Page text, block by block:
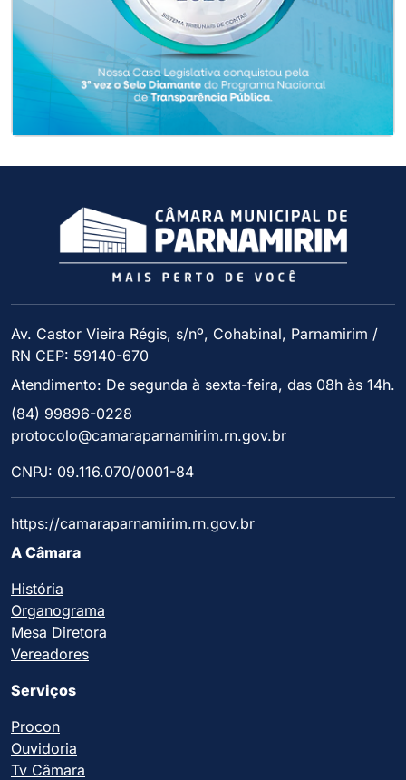
Av. Castor Vieira Régis, s/nº, Cohabinal, Parnamirim /
RN CEP: 59140-670
Atendimento: De segunda à sexta-feira, das 08h às 14h.
(84) 99896-0228
protocolo@camaraparnamirim.rn.gov.br
CNPJ: 09.116.070/0001-84
https://camaraparnamirim.rn.gov.br
A Câmara
História
Organograma
Mesa Diretora
Vereadores
Serviços
Procon
Ouvidoria
Tv Câmara